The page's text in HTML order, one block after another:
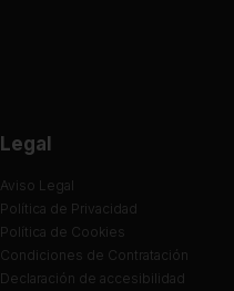
Legal
Aviso Legal
Política de Privacidad
Política de Cookies
Condiciones de Contratación
Declaración de accesibilidad